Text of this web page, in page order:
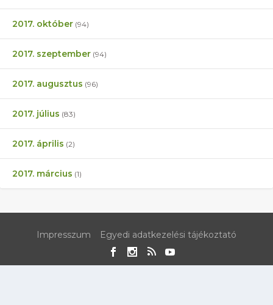
2017. október (94)
2017. szeptember (94)
2017. augusztus (96)
2017. július (83)
2017. április (2)
2017. március (1)
Impresszum Egyedi adatkezelési tájékoztató